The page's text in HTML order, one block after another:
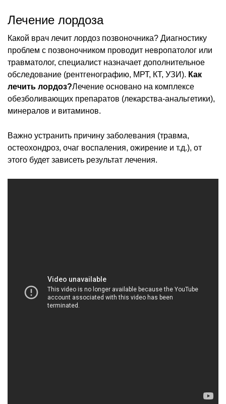
Лечение лордоза
Какой врач лечит лордоз позвоночника? Диагностику
проблем с позвоночником проводит невропатолог или
травматолог, специалист назначает дополнительное
обследование (рентгенографию, МРТ, КТ, УЗИ). Как
лечить лордоз?Лечение основано на комплексе
обезболивающих препаратов (лекарства-анальгетики),
минералов и витаминов.
Важно устранить причину заболевания (травма,
остеохондроз, очаг воспаления, ожирение и т.д.), от
этого будет зависеть результат лечения.